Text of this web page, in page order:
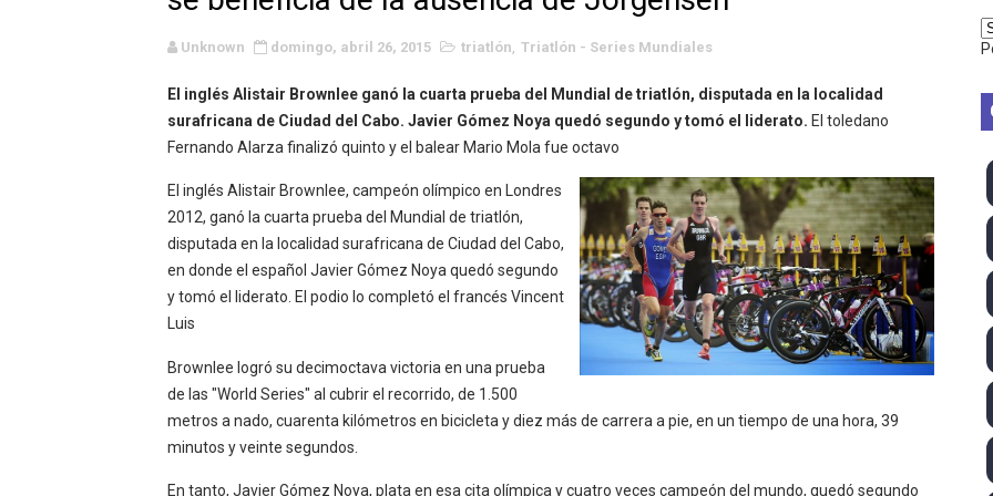
Canadian Football League 2026 - Week 10
EFA y AFLE 2026 - Regular season
Grandes éxitos por fin para Chelsea Green, Chad Gable y Baron Corbin en SummerSlam
Campeonato de Europa de MTB 2026 (Monteceneri, Suiza) - Charlie Aldridge y Sina
Campeonato de Europa de remo 2026 (Varese, Italia) - Rumanía, Alemania y Gran
Mundial de lacrosse femenino 2026 (Tokio, Japón) - Estados Unidos invencibles, ya
Máxima celebración en el último Impact! con Jason Hotch como nuevo TNA
Mundial de esgrima 2026 (Hong Kong) - La delegación italiana arrasa con 4 oros y 4
Raquel Rodriguez es la nueva monarca Intercontinental, su primer título individual en
Unknown domingo, abril 26, 2015 triatlón, Triatlón - Series Mundiales
El inglés Alistair Brownlee ganó la cuarta prueba del Mundial de triatlón, disputada en la localidad
surafricana de Ciudad del Cabo. Javier Gómez Noya quedó segundo y tomó el liderato. El toledano
Fernando Alarza finalizó quinto yel balear Mario Mola fue octavo
El inglés Alistair Brownlee, campeón olímpico en Londres
2012, ganó la cuarta prueba del Mundial de triatlón,
disputada en la localidad surafricana de Ciudad del Cabo,
en donde el español Javier Gómez Noya quedó segundo
y tomó el liderato. El podio lo completó el francés Vincent
Luis
Brownlee logró su decimoctava victoria en una prueba
de las "World Series" al cubrir el recorrido, de 1.500
metros a nado, cuarenta kilómetros en bicicleta y diez más de carrera a pie, en un tiempo de una hora, 39
minutos y veinte segundos.
En tanto, Javier Gómez Noya, plata en esa cita olímpica y cuatro veces campeón del mundo, quedó segundo